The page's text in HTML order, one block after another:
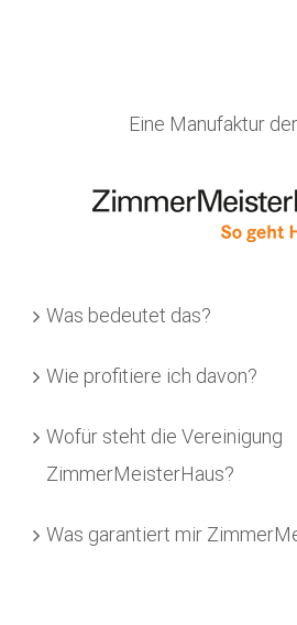
Eine Manufaktur
Was bedeutet das?
Wie profitiere ich davon?
Wofür steht die Vereinigung
ZimmerMeisterHaus?
Was garantiert mir